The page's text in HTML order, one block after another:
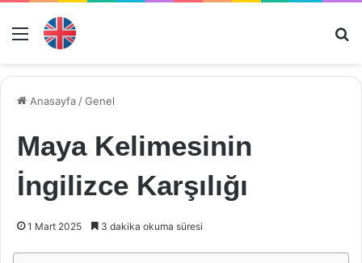
Menü
Anasayfa /Genel
Maya Kelimesinin
İngilizce Karşılığı
1 Mart 2025 3 dakika okuma süresi